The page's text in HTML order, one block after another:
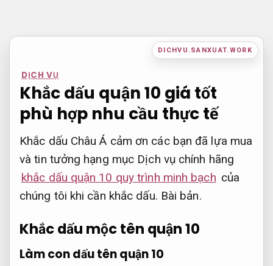
nội
DICHVU.SANXUAT.WORK
DỊCH VỤ
Khắc dấu quận 10 giá tốt
phù hợp nhu cầu thực tế
Khắc dấu Châu Á cảm ơn các bạn đã lựa mua
và tin tưởng hạng mục Dịch vụ chính hãng
khắc dấu quận 10 quy trình minh bạch của
chúng tôi khi cần khắc dấu. Bài bản.
Khắc dấu mộc tên quận 10
Làm con dấu tên quận 10